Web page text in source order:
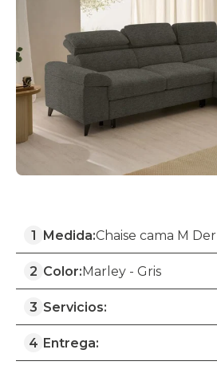
1 Medida:Chaise cama M Der
2 Color: Marley - Gris
3 Servicios:
4 Entrega: